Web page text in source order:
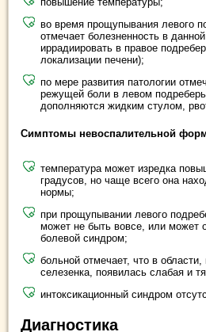
во время прощупывания левого
отмечает болезненность в
иррадиировать в правое
локализации печени);
по мере развития патологии
режущей боли в левом
дополняются жидким стулом,
Симптомы невоспалительной
температура может изредка
градусов, но чаще всего она
нормы;
при прощупывании левого
может не быть вовсе, или может
болевой синдром;
больной отмечает, что в области,
селезенка, появилась слабая и
интоксикационный синдром
Диагностика